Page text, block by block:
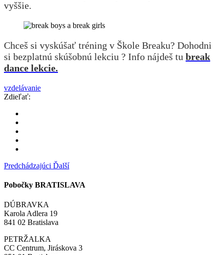
vyššie.
Chceš si vyskúšať tréning v Škole Breaku? Dohodni
si bezplatnú skúšobnú lekciu ? Info nájdeš tu break
dance lekcie.
vzdelávanie
Zdieľať:
Predchádzajúci Ďalší
Pobočky BRATISLAVA
DÚBRAVKA
Karola Adlera 19
841 02 Bratislava
PETRŽALKA
CC Centrum, Jiráskova 3